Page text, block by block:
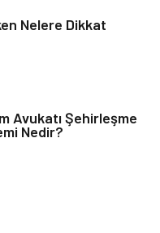
Nelere Dikkat
Avukatı Şehirleşme
Nedir?